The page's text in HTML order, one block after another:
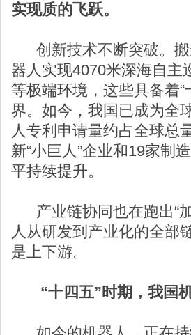
实现质的飞跃。
创新技术不断突破。搬
器人实现4070米深海自主
等极端环境，这些具备着
界。如今，我国已成为全
人专利申请量约占全球总
新“小巨人”企业和19家制
平持续提升。
产业链协同也在跑出“
人从研发到产业化的全部
是上下游。
“十四五”时期，我国